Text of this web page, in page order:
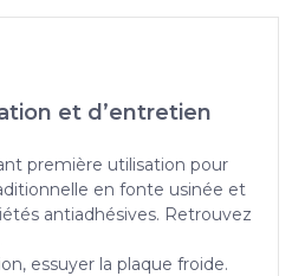
et d’entretien
première utilisation pour
en fonte usinée et
antiadhésives. Retrouvez
essuyer la plaque froide.